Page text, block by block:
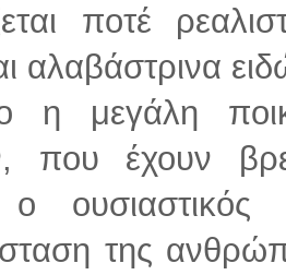
ποτέ
αλαβάστρινα
η μεγάλη
που έχουν
ο
της